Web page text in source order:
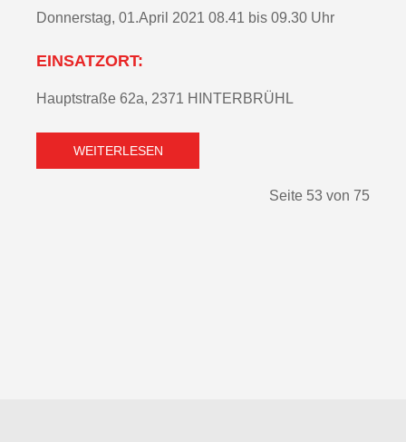
Donnerstag, 01.April 2021 08.41 bis 09.30 Uhr
EINSATZORT:
Hauptstraße 62a, 2371 HINTERBRÜHL
WEITERLESEN
Seite 53 von 75